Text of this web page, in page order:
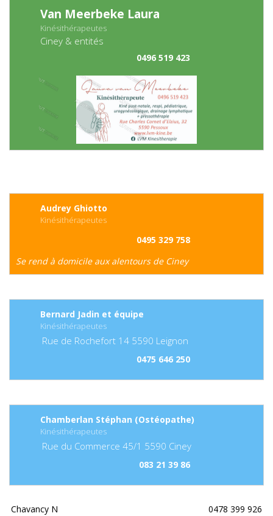
Van Meerbeke Laura
Kinésithérapeutes
Ciney & entités
0496 519 423
Audrey Ghiotto
Kinésithérapeutes
0495 329 758
Se rend à domicile aux alentours de Ciney
Bernard Jadin et équipe
Kinésithérapeutes
Rue de Rochefort 14 5590 Leignon
0475 646 250
Chamberlan Stéphan (Ostéopathe)
Kinésithérapeutes
Rue du Commerce 45/1 5590 Ciney
083 21 39 86
Chavancy N
0478 399 926